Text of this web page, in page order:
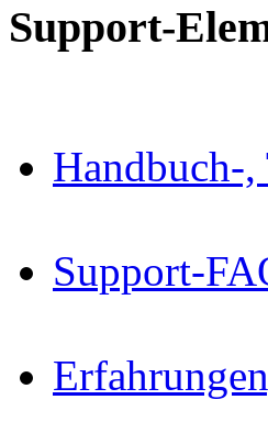
Support-
Handbuch-
Support-